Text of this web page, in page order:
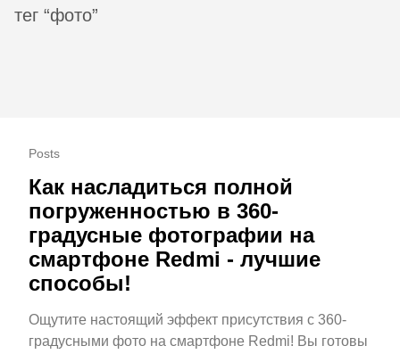
тег “фото”
Posts
Как насладиться полной
погруженностью в 360-
градусные фотографии на
смартфоне Redmi - лучшие
способы!
Ощутите настоящий эффект присутствия с 360-
градусными фото на смартфоне Redmi! Вы готовы